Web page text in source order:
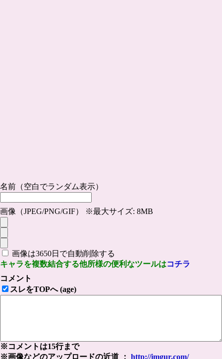
名前（空白でランダム表示）
画像（JPEG/PNG/GIF） ※最大サイズ: 8MB
画像は3650日で自動削除する
キャラを複数結合する他所様の便利なツールはコチラ
コメント
スレをTOPへ (age)
※コメントは15行まで
※画像などのアップロードの近道 ： http://imgur.com/